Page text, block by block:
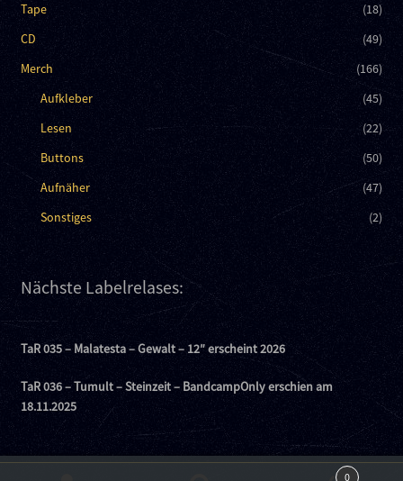
Tape
(18)
CD
(49)
Merch
(166)
Aufkleber
(45)
Lesen
(22)
Buttons
(50)
Aufnäher
(47)
Sonstiges
(2)
Nächste Labelrelases:
TaR 035 – Malatesta – Gewalt – 12″ erscheint 2026
TaR 036 – Tumult – Steinzeit – BandcampOnly erschien am
18.11.2025
0